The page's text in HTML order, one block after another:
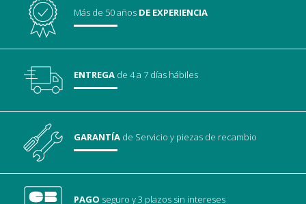
Más de 50 años DE EXPERIENCIA
ENTREGA de 4 a 7 días hábiles
GARANTÍA de Servicioy piezas de recambio
PAGO seguroy 3 plazos sin intereses